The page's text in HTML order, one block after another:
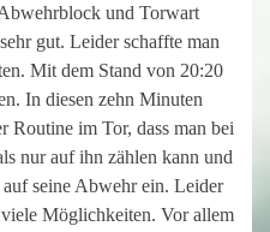
und Torwart
gut. Leider schaffte man
Mit dem Stand von 20:20
In diesen zehn Minuten
Routine im Tor, dass man bei
nur auf ihn zählen kann und
seine Abwehr ein. Leider
Möglichkeiten. Vor allem